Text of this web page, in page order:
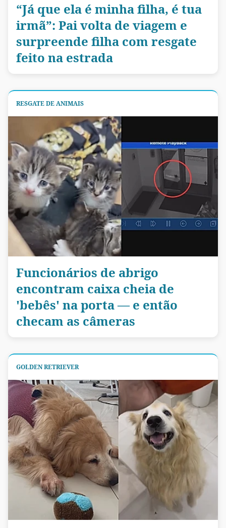
“Já que ela é minha filha, é tua
irmã”: Pai volta de viagem e
surpreende filha com resgate
feito na estrada
RESGATE DE ANIMAIS
Funcionários de abrigo
encontram caixa cheia de
'bebês' na porta — e então
checam as câmeras
GOLDEN RETRIEVER